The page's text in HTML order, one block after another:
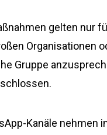
gelten nur
Organisationen
Gruppe
Kanäle nehmen